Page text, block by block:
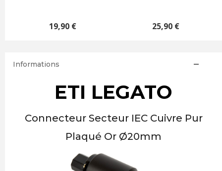
Informations
ETI LEGATO
Connecteur Secteur IEC Cuivre Pur
Plaqué Or Ø20mm